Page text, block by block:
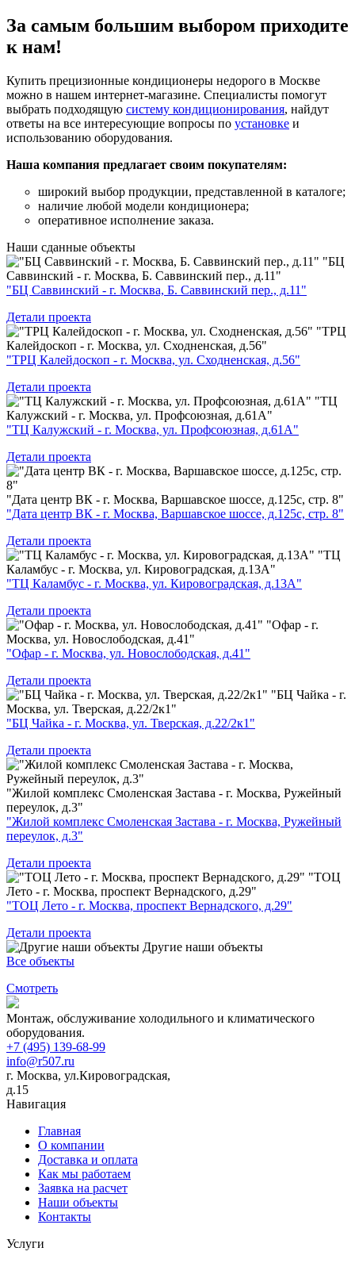
За самым большим выбором приходите
к нам!
Купить прецизионные кондиционеры недорого в Москве
можно в нашем интернет-магазине. Специалисты помогут
выбрать подходящую систему кондиционирования, найдут
ответы на все интересующие вопросы по установке и
использованию оборудования.
Наша компания предлагает своим покупателям:
широкий выбор продукции, представленной в каталоге;
наличие любой модели кондиционера;
оперативное исполнение заказа.
Наши сданные объекты
"БЦ
Саввинский - г. Москва, Б. Саввинский пер., д.11"
"БЦ Саввинский - г. Москва, Б. Саввинский пер., д.11"
Детали проекта
"ТРЦ
Калейдоскоп - г. Москва, ул. Сходненская, д.56"
"ТРЦ Калейдоскоп - г. Москва, ул. Сходненская, д.56"
Детали проекта
"ТЦ
Калужский - г. Москва, ул. Профсоюзная, д.61А"
"ТЦ Калужский - г. Москва, ул. Профсоюзная, д.61А"
Детали проекта
"Дата центр ВК - г. Москва, Варшавское шоссе, д.125с, стр. 8"
"Дата центр ВК - г. Москва, Варшавское шоссе, д.125с, стр. 8"
Детали проекта
"ТЦ
Каламбус - г. Москва, ул. Кировоградская, д.13А"
"ТЦ Каламбус - г. Москва, ул. Кировоградская, д.13А"
Детали проекта
"Офар - г.
Москва, ул. Новослободская, д.41"
"Офар - г. Москва, ул. Новослободская, д.41"
Детали проекта
"БЦ Чайка - г.
Москва, ул. Тверская, д.22/2к1"
"БЦ Чайка - г. Москва, ул. Тверская, д.22/2к1"
Детали проекта
"Жилой комплекс Смоленская Застава - г. Москва, Ружейный
переулок, д.3"
"Жилой комплекс Смоленская Застава - г. Москва, Ружейный
переулок, д.3"
Детали проекта
"ТОЦ
Лето - г. Москва, проспект Вернадского, д.29"
"ТОЦ Лето - г. Москва, проспект Вернадского, д.29"
Детали проекта
Другие наши объекты
Все объекты
Смотреть
Монтаж, обслуживание холодильного и климатического
оборудования.
+7 (495) 139-68-99
info@r507.ru
г. Москва, ул.Кировоградская,
д.15
Навигация
Главная
О компании
Доставка и оплата
Как мы работаем
Заявка на расчет
Наши объекты
Контакты
Услуги